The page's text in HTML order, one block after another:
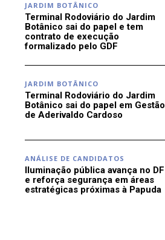
JARDIM BOTÂNICO
Terminal Rodoviário do Jardim
Botânico sai do papel e tem
contrato de execução
formalizado pelo GDF
JARDIM BOTÂNICO
Terminal Rodoviário do Jardim
Botânico sai do papel em Gestão
de Aderivaldo Cardoso
ANÁLISE DE CANDIDATOS
Iluminação pública avança no DF
e reforça segurança em áreas
estratégicas próximas à Papuda